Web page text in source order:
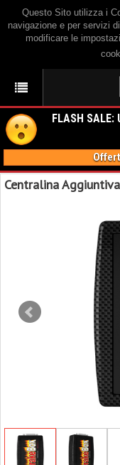
Questo Sito utilizza i
navigazione e per servizi
modificare le
FLASH
Centralina